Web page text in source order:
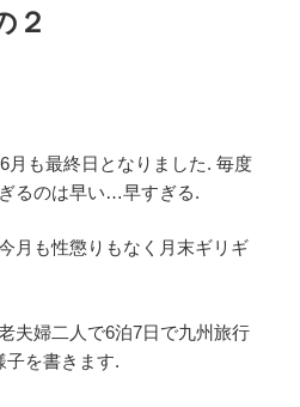
２
月も最終日となりました. 毎度
るのは早い…早すぎる.
月も性懲りもなく月末ギリギ
夫婦二人で6泊7日で九州旅行
子を書きます.